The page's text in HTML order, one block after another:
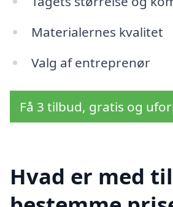
Materialernes kvalitet
Valg af entreprenør
Få 3 tilbud, gratis og
Hvad er med